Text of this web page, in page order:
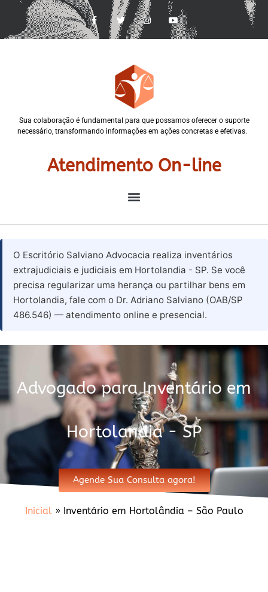
Sua colaboração é fundamental para que possamos oferecer o suporte
necessário, transformando informações em ações concretas e efetivas.
Atendimento On-line
O Escritório Salviano Advocacia realiza inventários
extrajudiciais e judiciais em Hortolandia - SP. Se você
precisa regularizar uma herança ou partilhar bens em
Hortolandia, fale com o Dr. Adriano Salviano (OAB/SP
486.546) — atendimento online e presencial.
Advogado para Inventário em
Hortolandia - SP
Agende Sua Consulta agora!
Inicial» Inventário em Hortolândia – São Paulo